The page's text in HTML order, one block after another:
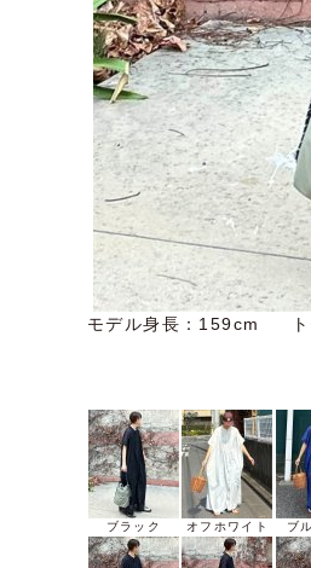
モデル身長：159cm ト
ブラック オフホワイト ブ